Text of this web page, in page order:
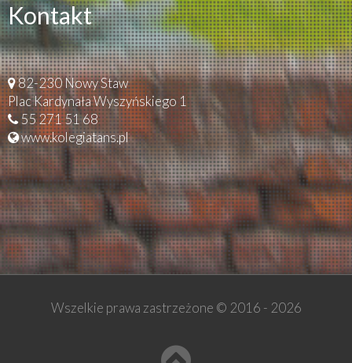
Kontakt
82-230 Nowy Staw
Plac Kardynała Wyszyńskiego 1
55 271 51 68
www.kolegiatans.pl
Wszelkie prawa zastrzeżone © 2016 - 2026